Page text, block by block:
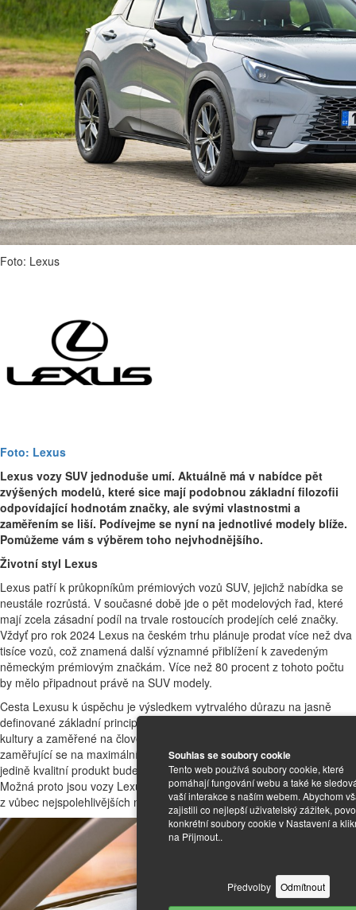
Souhlas se soubory cookie
Tento web používá soubory cookie, které
pomáhají fungování webu a také ke
vaší interakce s naším webem. Abychom
zajistili co nejlepší uživatelský zážitek,
konkrétní soubory cookie v Nastavení a
na Přijmout..
Předvolby Odmítnout
Foto: Lexus
Foto: Lexus
Lexus vozy SUV jednoduše umí. Aktuálně má v nabídce pět
zvýšených modelů, které sice mají podobnou základní filozofii
odpovídající hodnotám značky, ale svými vlastnostmi a
zaměřením se liší. Podívejme se nyní na jednotlivé modely blíže.
Pomůžeme vám s výběrem toho nejvhodnějšího.
Životní styl Lexus
Lexus patří k průkopníkům prémiových vozů SUV, jejichž nabídka se
neustále rozrůstá. V současné době jde o pět modelových řad, které
mají zcela zásadní podíl na trvale rostoucích prodejích celé značky.
Vždyť pro rok 2024 Lexus na českém trhu plánuje prodat více než dva
tisíce vozů, což znamená další významné přiblížení k zavedeným
německým prémiovým značkám. Více než 80 procent z tohoto počtu
by mělo připadnout právě na SUV modely.
Cesta Lexusu k úspěchu je výsledkem vytrvalého důrazu na jasně
definované základní principy a hodnoty vycházející z kořenů japonské
kultury a zaměřené na člověka. Jedním z pilířů je přístup Takumi
zaměřující se na maximální kvalitu samotného produktu, protože
jedině kvalitní produkt bude svému zákazníkovi spolehlivě sloužit.
Možná proto jsou vozy Lexus dlouhodobě hodnoceny jako jedny
z vůbec nejspolehlivějších na světě.